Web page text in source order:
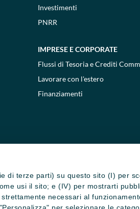
di terze parti) su questo sito (I) per
usi il sito; e (IV) per mostrarti
necessari al
Investimenti
PNRR
IMPRESE E CORPORATE
Flussi di Tesoria e Crediti
Lavorare con l'estero
Finanziamenti